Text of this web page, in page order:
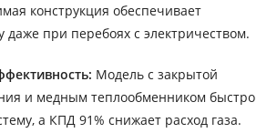
конструкция обеспечивает
даже при перебоях с электричеством.
Модель с закрытой
и медным теплообменником быстро
а КПД 91% снижает расход газа.